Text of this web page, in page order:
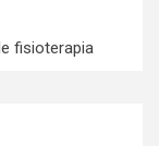
fisioterapia